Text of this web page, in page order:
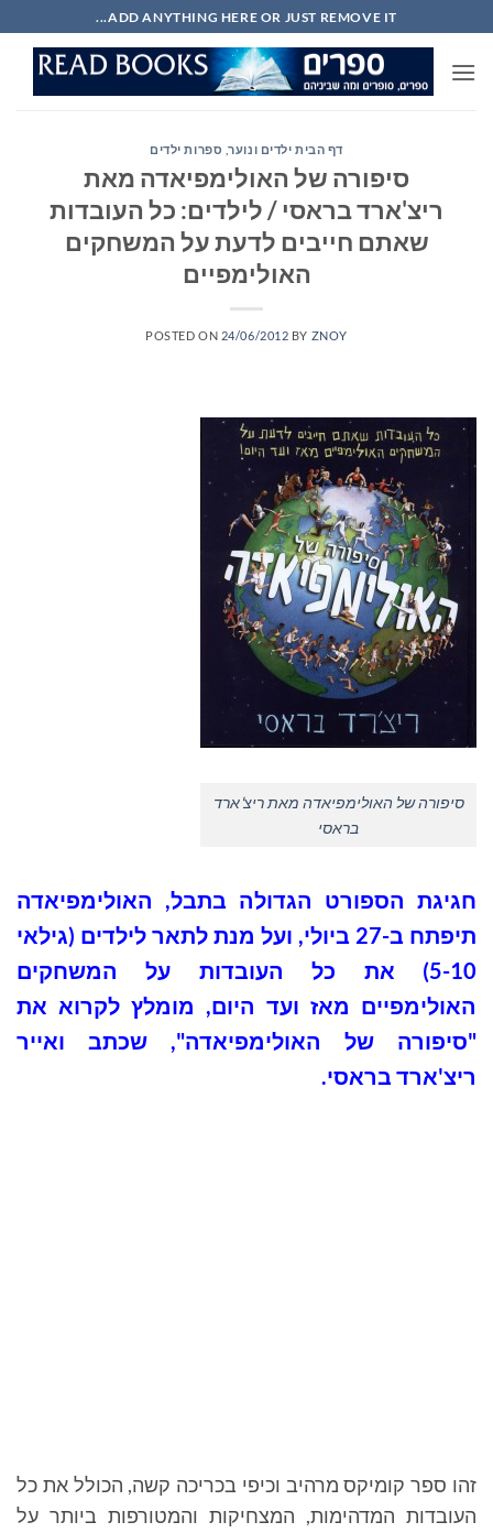
to
content
ADD ANYTHING HERE OR JUST REMOVE IT...
דף הבית ילדים ונוער, ספרות ילדים
סיפורה של האולימפיאדה מאת
ריצ'ארד בראסי / לילדים: כל העובדות
שאתם חייבים לדעת על המשחקים
האולימפיים
POSTED ON 24/06/2012 BY ZNOY
סיפורה של האולימפיאדה מאת ריצ'ארד
בראסי
חגיגת הספורט הגדולה בתבל, האולימפיאדה
תיפתח ב-27 ביולי, ועל מנת לתאר לילדים (גילאי
5-10) את כל העובדות על המשחקים
האולימפיים מאז ועד היום, מומלץ לקרוא את
"סיפורה של האולימפיאדה", שכתב ואייר
ריצ'ארד בראסי.
זהו ספר קומיקס מרהיב וכיפי בכריכה קשה, הכולל את כל
העובדות המדהימות, המצחיקות והמטורפות ביותר על